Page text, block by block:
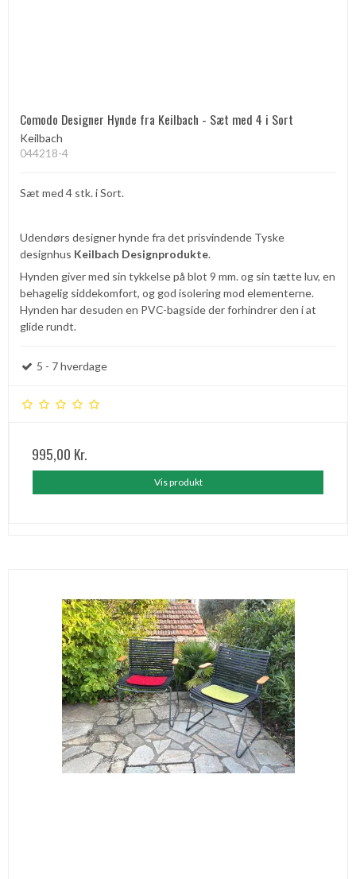
Comodo Designer Hynde fra Keilbach - Sæt med 4 i Sort
Keilbach
044218-4
Sæt med 4 stk. i Sort.
Udendørs designer hynde fra det prisvindende Tyske
designhus Keilbach Designprodukte.
Hynden giver med sin tykkelse på blot 9 mm. og sin tætte luv, en
behagelig siddekomfort, og god isolering mod elementerne.
Hynden har desuden en PVC-bagside der forhindrer den i at
glide rundt.
5 - 7 hverdage
995,00 Kr.
Vis produkt